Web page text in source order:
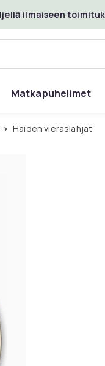
ilmaiseen
Matkapuhelimet
Häiden vieraslahjat